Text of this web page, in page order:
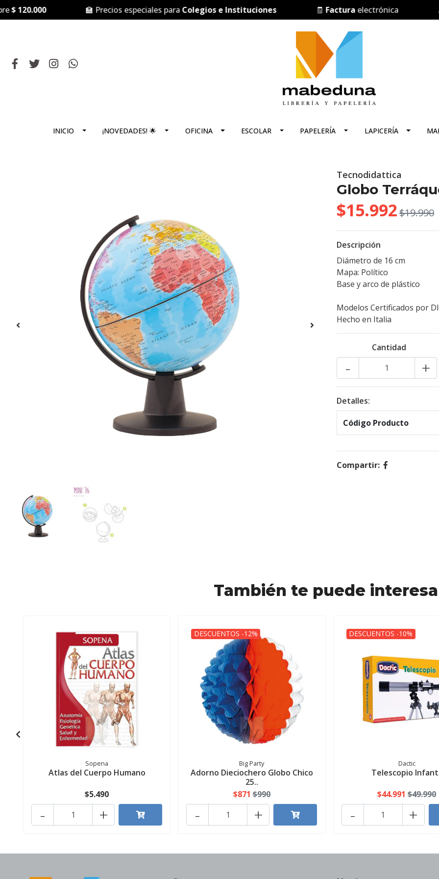
🏫 Precios especiales paraColegios e Instituciones Facturaelectrónica
INICIO ¡NOVEDADES! 🌟 OFICINA ESCOLAR PAPELERÍA LAPICERÍA
Tecnodidattica
Globo
$15.992$19.990
Descripción
Diámetro de 16 cm
Mapa: Político
Base y arco de plástico
Modelos Certificados por
Hecho en Italia
Cantidad
+
-
Detalles:
Código Producto
Compartir:
También te puede
Sopena
Atlas del Cuerpo Humano
$5.490
+
-
DESCUENTOS -12%
Big Party
Adorno Dieciochero Globo Chico
25..
$871 $990
+
-
DESCUENTOS -10%
Dactic
Telescopio
$44.991 $49.990
+
-